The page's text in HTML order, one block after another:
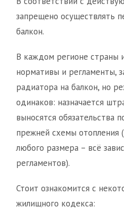
запрещено осуществлять
балкон.
В каждом регионе страны
нормативы и регламенты,
радиатора на балкон, но
одинаков: назначается
выносятся обязательства
прежней схемы
любого размера – всё
регламентов).
Стоит ознакомится с
жилищного кодекса: